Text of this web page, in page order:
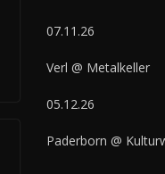
07.11.26
Verl @ Metalkeller
05.12.26
Paderborn @